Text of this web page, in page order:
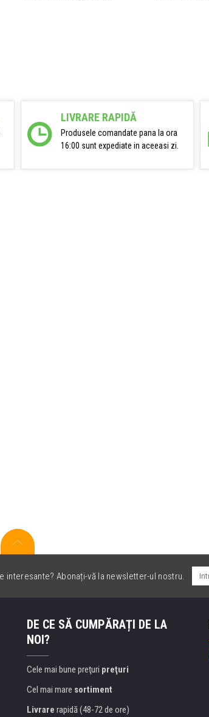
LIVRARE RAPIDĂ
Produsele comandate pana la ora
16:00 sunt expediate in aceeasi zi.
Abonați-vă la newsletter-ul nostru.
DE CE SĂ CUMPĂRAȚI DE LA
NOI?
Cele mai bune preţuri preţuri
Cel mai mare sortiment
Livrare rapidă (48-72 de ore)